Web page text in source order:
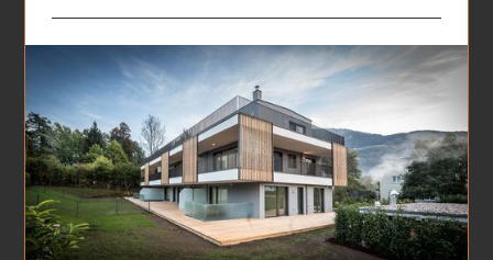
langjährigem Know-How zur Seite.
Unabhängig ob Ein- bzw. Mehrfamilien-
Wohnhaus, Wohnanlagen oder
Gewerbeobjekte, Sanierung oder Neubau,
termischer Optimierung der Gebäudehülle
oder der Optimierung von Mieterträgen bei
Neu- und Altbauobjekten.
Kunden die Übernahme von
Generalplanungen an. Alle Planungsbereiche
werden von uns erfüllt. In diesen Fällen dient
unser Büro als alleiniger Ansprechpartner. Die
Gesamtkoordination mit allen weiteren
Projektbeteiligten wie Planer und ausführende
Firmen wird durch uns in professioneller Weise
erbracht.